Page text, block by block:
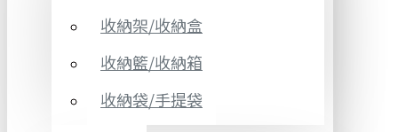
收納架/收納盒
收納籃/收納箱
收納袋/手提袋